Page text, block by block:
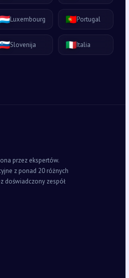
Luxembourg 🇵🇹Portugal
Slovenija 🇮🇹Italia
przez ekspertów.
z ponad 20 różnych
doświadczony zespół